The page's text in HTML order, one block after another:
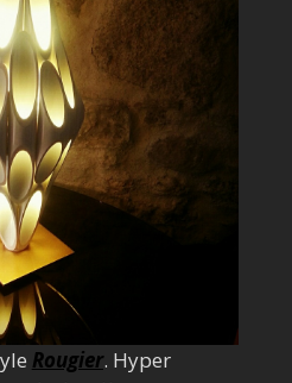
Rougier. Hyper